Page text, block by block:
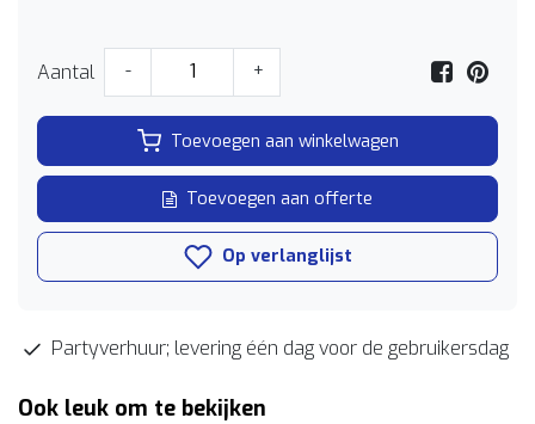
Aantal - +
Toevoegen aan winkelwagen
Toevoegen aan offerte
Op verlanglijst
Partyverhuur; levering één dag voor de gebruikersdag
Ook leuk om te bekijken